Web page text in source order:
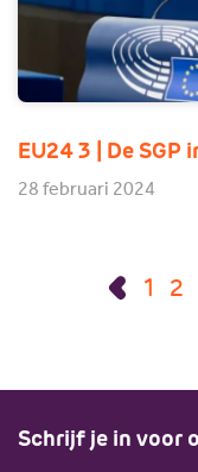
EU24 3 | De SGP
28 februari 2024
1 2
Schrijf je in voor